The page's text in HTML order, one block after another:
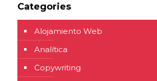
Categories
Alojamiento Web
Analítica
Copywriting